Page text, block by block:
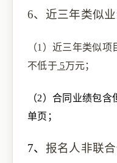
6、 近三年类似
（1） 近三年类似项
不低于 5万元；
（2） 合同业绩包含
单页；
7、 报名人非联